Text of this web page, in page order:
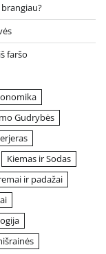
faršo
Gudrybės
Kiemas ir Sodas
ir padažai